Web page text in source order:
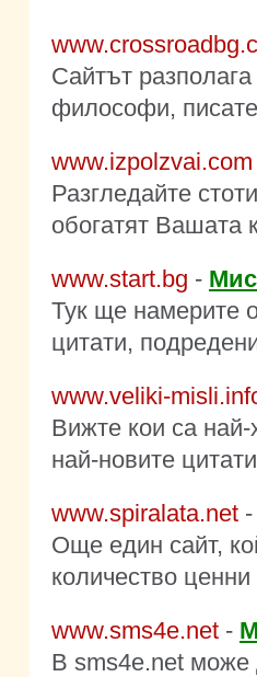
Сайтът
философи,
www.izpolzvai.com
Разгледайте
обогатят Вашата
www.start.bg -
Тук ще намерите
цитати,
www.veliki-
Вижте кои са
най-новите
www.spiralata.net
Още един сайт,
количество
www.sms4e.net -
В sms4e.net може